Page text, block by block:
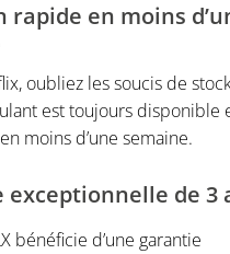
rapide en moins
oubliez les soucis de
est toujours disponible
moins d’une semaine.
exceptionnelle de 3
bénéficie d’une garantie